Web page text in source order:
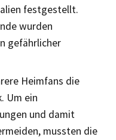
festgestellt.
wurden
gefährlicher
Heimfans die
Um ein
und damit
mussten die